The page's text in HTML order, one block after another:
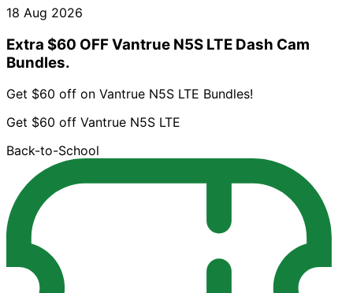
18 Aug 2026
Extra $60 OFF Vantrue N5S LTE Dash Cam
Bundles.
Get $60 off on Vantrue N5S LTE Bundles!
Get $60 off Vantrue N5S LTE
Back-to-School